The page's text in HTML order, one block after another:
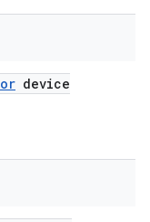
device